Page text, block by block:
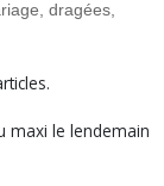
dragées,
maxi le lendemain